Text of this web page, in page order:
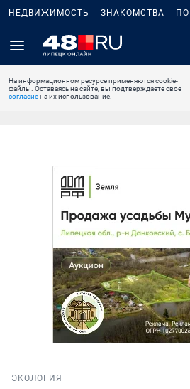
НЕДВИЖИМОСТЬ ЗНАКОМСТВА
На информационном ресурсе применяются cookie-
файлы. Оставаясь на сайте, вы подтверждаете свое
согласиена их использование.
ЭКОЛОГИЯ